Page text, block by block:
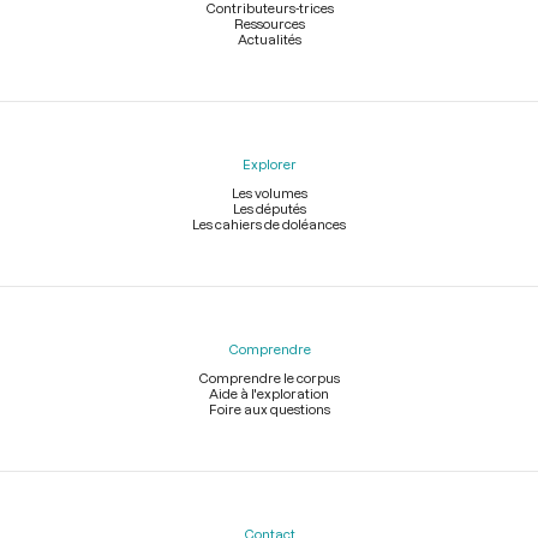
Contributeurs-trices
Ressources
Actualités
Explorer
Les volumes
Les députés
Les cahiers de doléances
Comprendre
Comprendre le corpus
Aide à l'exploration
Foire aux questions
Contact